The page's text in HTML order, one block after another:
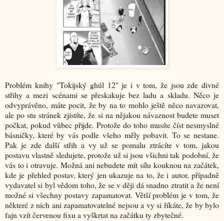
Problém knihy "Tokijský ghúl 12" je i v tom, že jsou zde divné
střihy a mezi scénami se přeskakuje bez ladu a skladu. Něco je
odvyprávěno, máte pocit, že by na to mohlo ještě něco navazovat,
ale po stu stránek zjistíte, že si na nějakou návaznost budete muset
počkat, pokud vůbec přijde. Protože do toho musíte číst nesmyslné
básničky, které by vás podle všeho měly pobavit. To se nestane.
Pak je zde další střih a vy už se pomalu ztrácíte v tom, jakou
postavu vlastně sledujete, protože už si jsou všichni tak podobní, že
vás to i otravuje. Možná ani nebudete mít sílu kouknou na začátek,
kde je přehled postav, který jen ukazuje na to, že i autor, případně
vydavatel si byl vědom toho, že se v ději dá snadno ztratit a že není
možné si všechny postavy zapamatovat. Větší problém je v tom, že
některé z nich ani zapamatovatelné nejsou a vy si říkáte, že by bylo
fajn vzít červenou fixu a vyškrtat na začátku ty zbytečné.